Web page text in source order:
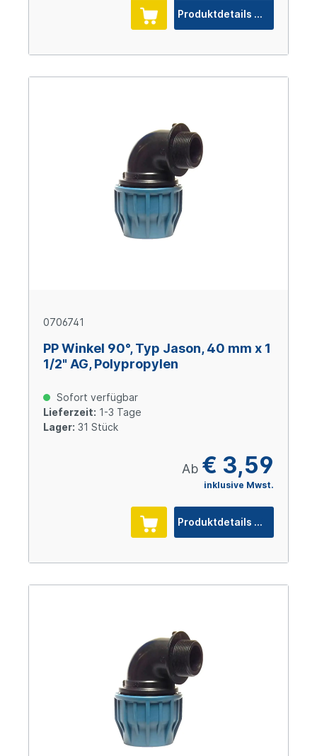
Produktdetails
0706741
PP Winkel 90°, Typ Jason, 40 mm x 1
1/2" AG, Polypropylen
Sofort verfügbar
Lieferzeit: 1-3 Tage
Lager: 31 Stück
Ab € 3,59
inklusive Mwst.
Produktdetails